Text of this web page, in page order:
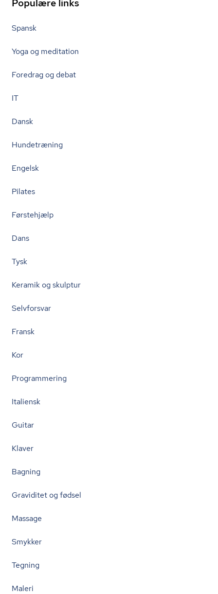
Populære links
Spansk
Yoga og meditation
Foredrag og debat
IT
Dansk
Hundetræning
Engelsk
Pilates
Førstehjælp
Dans
Tysk
Keramik og skulptur
Selvforsvar
Fransk
Kor
Programmering
Italiensk
Guitar
Klaver
Bagning
Graviditet og fødsel
Massage
Smykker
Tegning
Maleri